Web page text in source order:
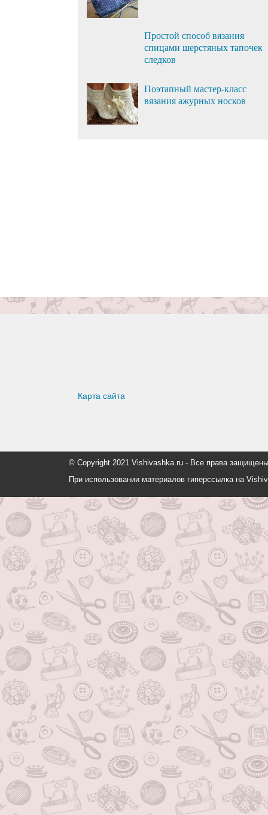
Простой способ вязания
спицами шерстяных тапочек
следков
Поэтапный мастер-класс
вязания ажурных носков
Карта сайта
© Copyright 2021 Vishivashka.ru - Все права
При использовании материалов гиперссылка на